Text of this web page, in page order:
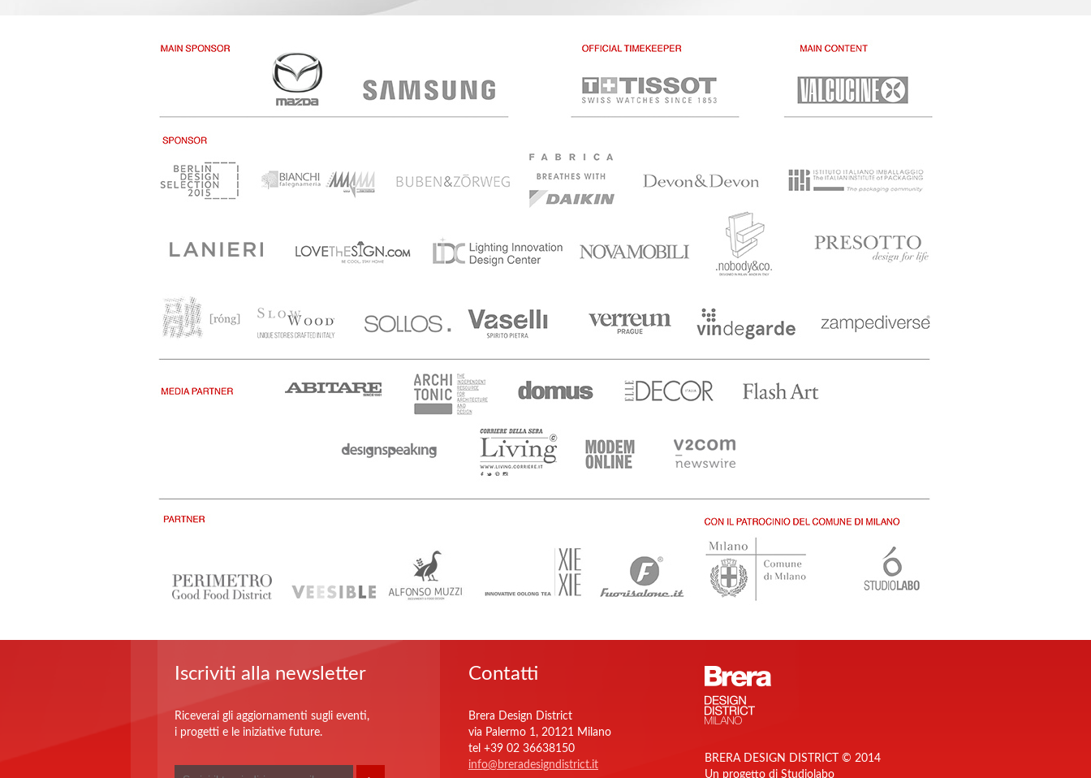
Iscriviti alla newsletter
Riceverai gli aggiornamenti sugli eventi,
i progetti e le iniziative future.
Contatti
Brera Design District
via Palermo 1, 20121 Milano
tel +39 02 36638150
info@breradesigndistrict.it
BRERA DESIGN DISTRICT © 2014
Un progetto di Studiolabo